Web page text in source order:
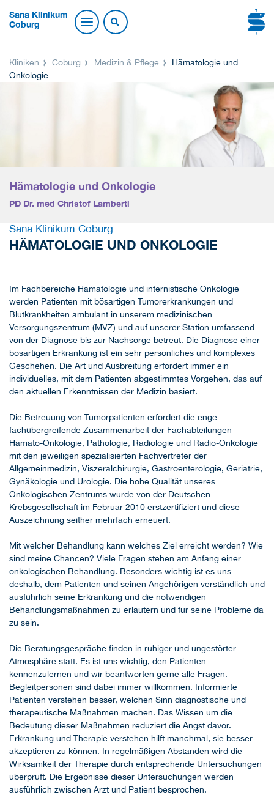
Sana Klinikum
Coburg
Kliniken Coburg Medizin & Pflege
Hämatologie und
Onkologie
Hämatologie und Onkologie
PD Dr. med Christof Lamberti
Sana Klinikum Coburg
HÄMATOLOGIE UND ONKOLOGIE
Im Fachbereiche Hämatologie und internistische Onkologie
werden Patienten mit bösartigen Tumorerkrankungen und
Blutkrankheiten ambulant in unserem medizinischen
Versorgungszentrum (MVZ) und auf unserer Station umfassend
von der Diagnose bis zur Nachsorge betreut. Die Diagnose einer
bösartigen Erkrankung ist ein sehr persönliches und komplexes
Geschehen. Die Art und Ausbreitung erfordert immer ein
individuelles, mit dem Patienten abgestimmtes Vorgehen, das auf
den aktuellen Erkenntnissen der Medizin basiert.
Die Betreuung von Tumorpatienten erfordert die enge
fachübergreifende Zusammenarbeit der Fachabteilungen
Hämato-Onkologie, Pathologie, Radiologie und Radio-Onkologie
mit den jeweiligen spezialisierten Fachvertreter der
Allgemeinmedizin, Viszeralchirurgie, Gastroenterologie, Geriatrie,
Gynäkologie und Urologie. Die hohe Qualität unseres
Onkologischen Zentrums wurde von der Deutschen
Krebsgesellschaft im Februar 2010 erstzertifiziert und diese
Auszeichnung seither mehrfach erneuert.
Mit welcher Behandlung kann welches Ziel erreicht werden? Wie
sind meine Chancen? Viele Fragen stehen am Anfang einer
onkologischen Behandlung. Besonders wichtig ist es uns
deshalb, dem Patienten und seinen Angehörigen verständlich und
ausführlich seine Erkrankung und die notwendigen
Behandlungsmaßnahmen zu erläutern und für seine Probleme da
zu sein.
Die Beratungsgespräche finden in ruhiger und ungestörter
Atmosphäre statt. Es ist uns wichtig, den Patienten
kennenzulernen und wir beantworten gerne alle Fragen.
Begleitpersonen sind dabei immer willkommen. Informierte
Patienten verstehen besser, welchen Sinn diagnostische und
therapeutische Maßnahmen machen. Das Wissen um die
Bedeutung dieser Maßnahmen reduziert die Angst davor.
Erkrankung und Therapie verstehen hilft manchmal, sie besser
akzeptieren zu können. In regelmäßigen Abstanden wird die
Wirksamkeit der Therapie durch entsprechende Untersuchungen
überprüft. Die Ergebnisse dieser Untersuchungen werden
ausführlich zwischen Arzt und Patient besprochen.